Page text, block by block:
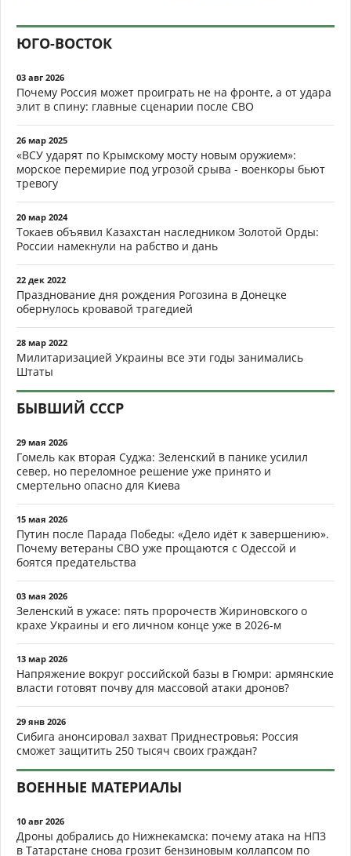
ЮГО-ВОСТОК
03 авг 2026
Почему Россия может проиграть не на фронте, а от удара
элит в спину: главные сценарии после СВО
26 мар 2025
«ВСУ ударят по Крымскому мосту новым оружием»:
морское перемирие под угрозой срыва - военкоры бьют
тревогу
20 мар 2024
Токаев объявил Казахстан наследником Золотой Орды:
России намекнули на рабство и дань
22 дек 2022
Празднование дня рождения Рогозина в Донецке
обернулось кровавой трагедией
28 мар 2022
Милитаризацией Украины все эти годы занимались
Штаты
БЫВШИЙ СССР
29 мая 2026
Гомель как вторая Суджа: Зеленский в панике усилил
север, но переломное решение уже принято и
смертельно опасно для Киева
15 мая 2026
Путин после Парада Победы: «Дело идёт к завершению».
Почему ветераны СВО уже прощаются с Одессой и
боятся предательства
03 мая 2026
Зеленский в ужасе: пять пророчеств Жириновского о
крахе Украины и его личном конце уже в 2026-м
13 мар 2026
Напряжение вокруг российской базы в Гюмри: армянские
власти готовят почву для массовой атаки дронов?
29 янв 2026
Сибига анонсировал захват Приднестровья: Россия
сможет защитить 250 тысяч своих граждан?
ВОЕННЫЕ МАТЕРИАЛЫ
10 авг 2026
Дроны добрались до Нижнекамска: почему атака на НПЗ
в Татарстане снова грозит бензиновым коллапсом по